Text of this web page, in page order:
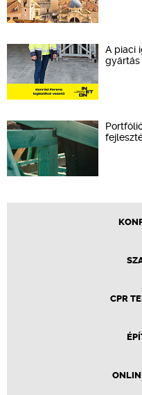
A piaci
gyártás
CPR